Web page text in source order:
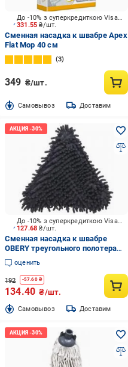
331.55₴/шт.
До -10% з суперкредиткою Visa Вигода
Сменная насадка к швабре Apex
Flat Mop 40 см
3
349 ₴/шт.
Cамовывоз Доставим
127.68₴/шт.
До -10% з суперкредиткою Visa Вигода
Сменная насадка к швабре
OBERY треугольного полотера
Шиньон 26 см
оценить
192 -57.60₴
134.40 ₴/шт.
Cамовывоз Доставим